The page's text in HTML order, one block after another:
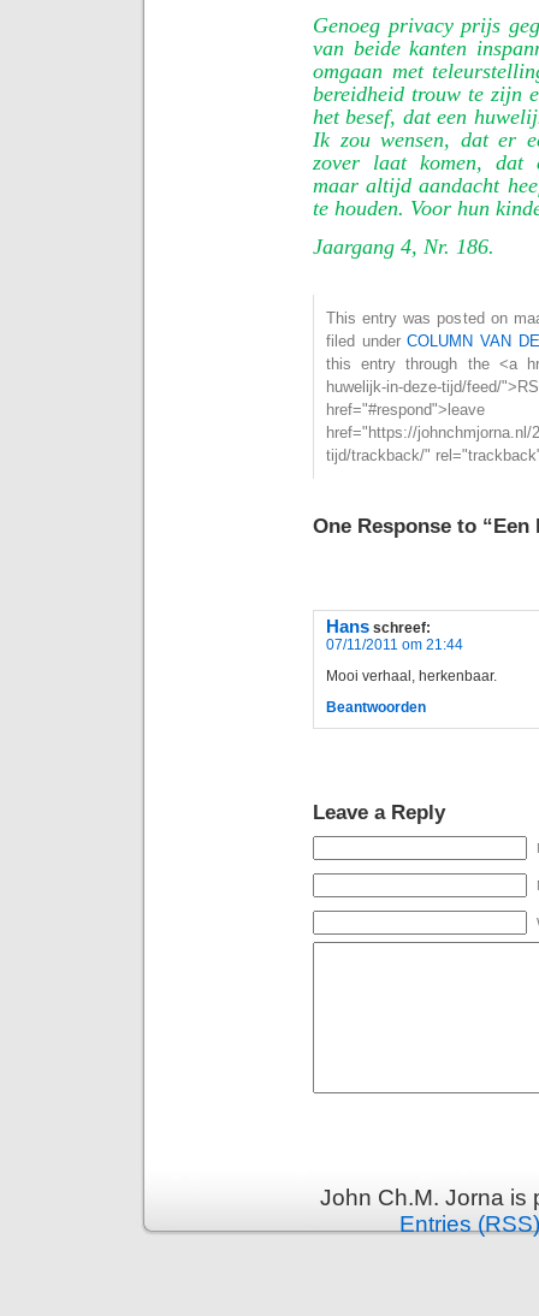
Genoeg privacy prijs
van beide kanten
omgaan met
bereidheid trouw te zijn
het besef, dat een
Ik zou wensen, dat er
zover laat komen, dat
maar altijd aandacht
te houden. Voor hun
Jaargang 4, Nr. 186.
This entry was posted on
filed underCOLUMN VAN
this entry through the <a
huwelijk-in-deze-tijd/
href="https://johnchmjorna.nl/
tijd/trackback/"
One Response to
Hans schreef:
07/11/2011 om 21:44
Mooi verhaal, herkenbaar.
Beantwoorden
Leave a Reply
John Ch.M. Jorna
Entries (RSS)